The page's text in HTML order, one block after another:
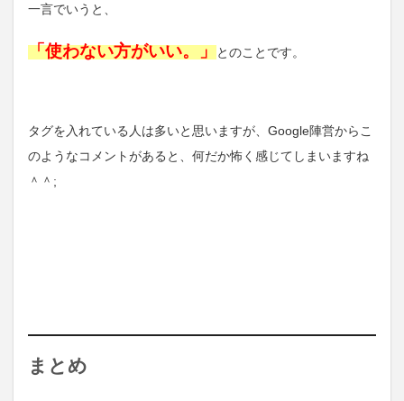
一言でいうと、
「使わない方がいい。」とのことです。
タグを入れている人は多いと思いますが、Google陣営からこ
のようなコメントがあると、何だか怖く感じてしまいますね
＾＾;
まとめ